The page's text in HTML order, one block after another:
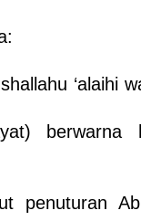
‘alaihi
berwarna
penuturan